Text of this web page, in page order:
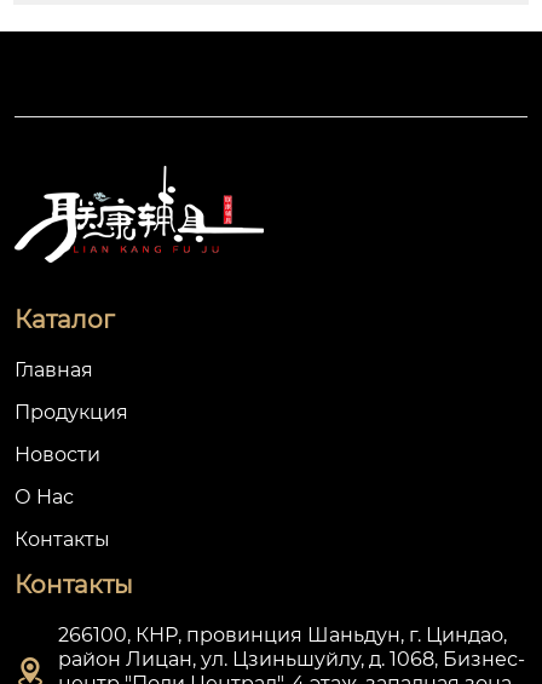
Каталог
Главная
Продукция
Новости
О Hас
Контакты
Контакты

266100, КНР, провинция Шаньдун, г. Циндао,
район Лицан, ул. Цзиньшуйлу, д. 1068, Бизнес-